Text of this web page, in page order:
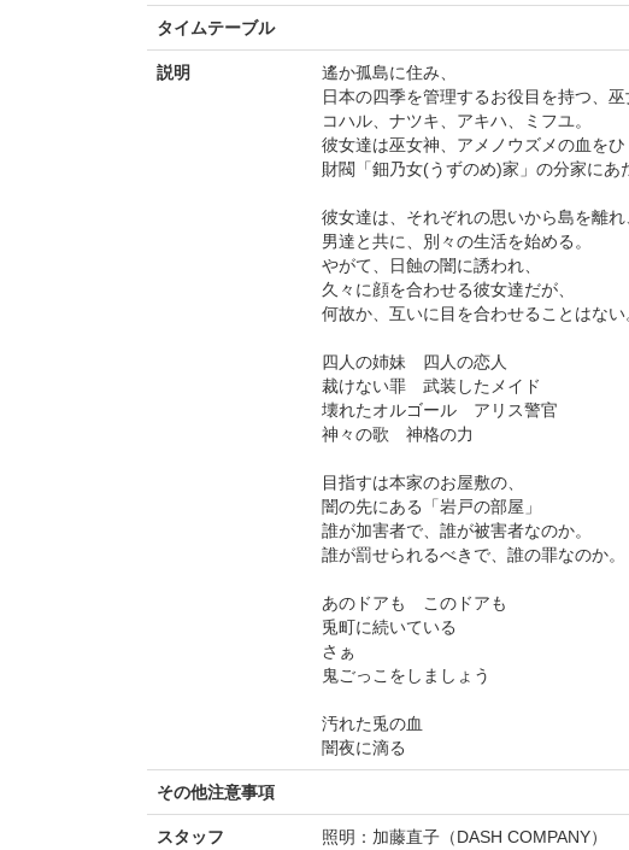
タイムテーブル
説明
遙か孤島に住み、
日本の四季を管理するお役目を持つ、巫
コハル、ナツキ、アキハ、ミフユ。
彼女達は巫女神、アメノウズメの血をひ
財閥「鈿乃女(うずのめ)家」の分家にあ
彼女達は、それぞれの思いから島を離れ
男達と共に、別々の生活を始める。
やがて、日蝕の闇に誘われ、
久々に顔を合わせる彼女達だが、
何故か、互いに目を合わせることはない
四人の姉妹 四人の恋人
裁けない罪 武装したメイド
壊れたオルゴール アリス警官
神々の歌 神格の力
目指すは本家のお屋敷の、
闇の先にある「岩戸の部屋」
誰が加害者で、誰が被害者なのか。
誰が罰せられるべきで、誰の罪なのか。
あのドアも このドアも
兎町に続いている
さぁ
鬼ごっこをしましょう
汚れた兎の血
闇夜に滴る
その他注意事項
スタッフ
照明：加藤直子（DASH COMPANY）